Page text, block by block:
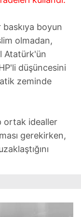
amaçlarıyla
alan panel
ilişkin detaylı bilgi
Bilgilendirme
Kanunu uyarınca
ilgili bilgi
boyun
olmadan,
Atatürk'ün
düşüncesini
zeminde
ortak idealler
gerekirken,